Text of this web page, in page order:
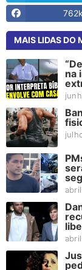
762k
MAIS LIDAS DO
na